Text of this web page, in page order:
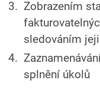
Zobrazením
sledováním
splnění úkolů